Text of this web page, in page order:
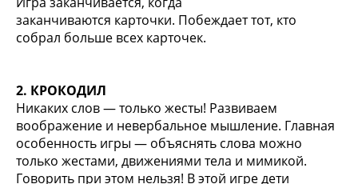
заканчиваются карточки. Побеждает тот, кто
собрал больше всех карточек.
2. КРОКОДИЛ
Никаких слов — только жесты! Развиваем
воображение и невербальное мышление. Главная
особенность игры — объяснять слова можно
только жестами, движениями тела и мимикой.
Говорить при этом нельзя! В этой игре дети